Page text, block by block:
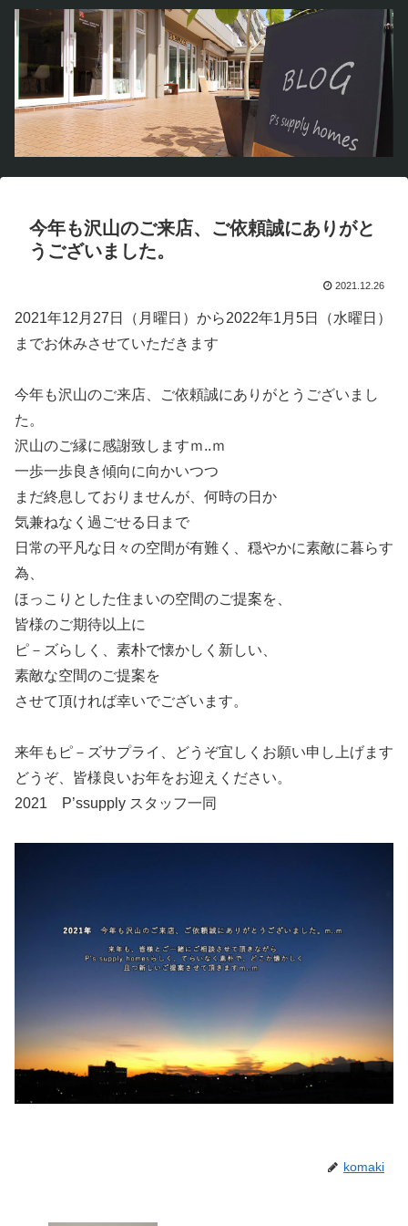
今年も沢山のご来店、ご依頼誠にありがと
うございました。
2021.12.26
2021年12月27日（月曜日）から2022年1月5日（水曜日）
までお休みさせていただきます
今年も沢山のご来店、ご依頼誠にありがとうございまし
た。
沢山のご縁に感謝致しますｍ..ｍ
一歩一歩良き傾向に向かいつつ
まだ終息しておりませんが、何時の日か
気兼ねなく過ごせる日まで
日常の平凡な日々の空間が有難く、穏やかに素敵に暮らす
為、
ほっこりとした住まいの空間のご提案を、
皆様のご期待以上に
ピ－ズらしく、素朴で懐かしく新しい、
素敵な空間のご提案を
させて頂ければ幸いでございます。
来年もピ－ズサプライ、どうぞ宜しくお願い申し上げます
どうぞ、皆様良いお年をお迎えください。
2021 P’ssupply スタッフ一同
komaki